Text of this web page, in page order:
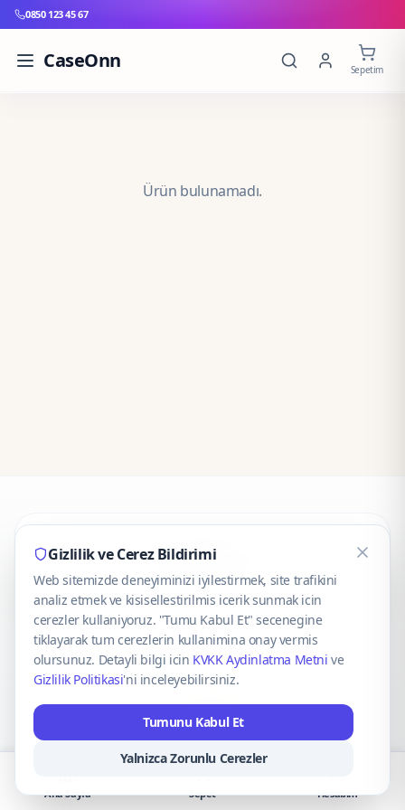
0850 123 45 67
CaseOnn Sepetim
Ürün bulunamadı.
CaseOnn
© 2025 CaseOnn. Tüm hakları saklıdır.
VISA Mastercard
Gizlilik ve Cerez Bildirimi
Web sitemizde deneyiminizi iyilestirmek, site trafikini
analiz etmek ve kisisellestirilmis icerik sunmak icin
cerezler kullaniyoruz. "Tumu Kabul Et" secenegine
tiklayarak tum cerezlerin kullanimina onay vermis
olursunuz. Detayli bilgi icin KVKK Aydinlatma Metni ve
Gizlilik Politikasi'ni inceleyebilirsiniz.
Tumunu Kabul Et
Yalnizca Zorunlu Cerezler
Ana Sayfa Sepet Hesabım